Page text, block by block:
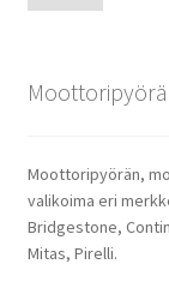
Moottoripyörän,
valikoima eri
Bridgestone,
Mitas, Pirelli.